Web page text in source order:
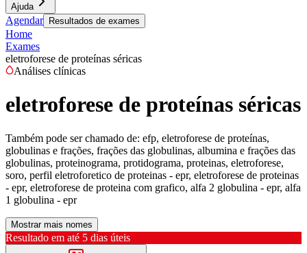
Ajuda
Agendar Resultados de exames
Home
Exames
eletroforese de proteínas séricas
Análises clínicas
eletroforese de proteínas séricas
Também pode ser chamado de: efp, eletroforese de proteínas,
globulinas e frações, frações das globulinas, albumina e frações das
globulinas, proteinograma, protidograma, proteinas, eletroforese,
soro, perfil eletroforetico de proteinas - epr, eletroforese de proteinas
- epr, eletroforese de proteina com grafico, alfa 2 globulina - epr, alfa
1 globulina - epr
Mostrar mais nomes
Resultado em até 5 dias úteis